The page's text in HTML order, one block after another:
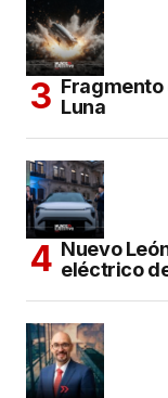
Fragmento
Luna
Nuevo
eléctrico